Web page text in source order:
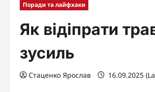
Поради та лайфхаки
Як відіпрати
зусиль
Стаценко Ярослав 16.09.2025